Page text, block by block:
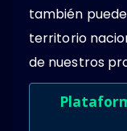
también
territorio
de nuestros